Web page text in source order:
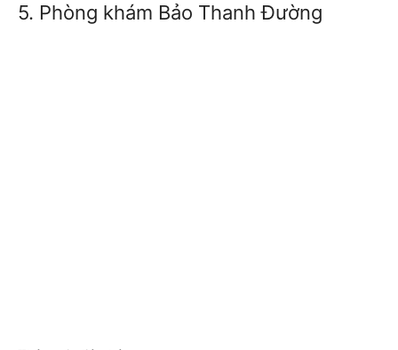
5. Phòng khám Bảo Thanh Đường